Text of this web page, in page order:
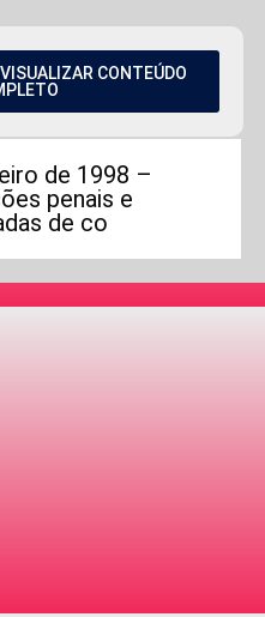
CONTEÚDO
de 1998 –
penais e
de co